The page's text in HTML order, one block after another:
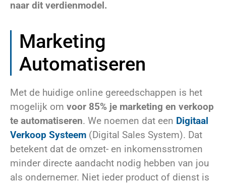
naar dit verdienmodel.
Marketing
Automatiseren
Met de huidige online gereedschappen is het
mogelijk om voor 85% je marketing en verkoop
te automatiseren. We noemen dat een Digitaal
Verkoop Systeem (Digital Sales System). Dat
betekent dat de omzet- en inkomensstromen
minder directe aandacht nodig hebben van jou
als ondernemer. Niet ieder product of dienst is